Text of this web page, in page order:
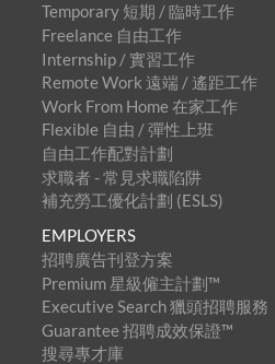
Temporary 短期 / 臨時工作
Freelance 自由工作
Internship / 實習工作
Remote Work 遠端 / 遙距工作
Work From Home 在家工作
Flexible 自由 / 彈性上班
自由工作配對計劃
求職者 - 常見求職陷阱
補充勞工優化計劃 (ESLS)
EMPLOYERS
招聘廣告刊登方案
Premium 星級僱主計劃™
Executive Search 獵頭招聘服務
Guarantee 招聘成效保證™
搜尋專才庫